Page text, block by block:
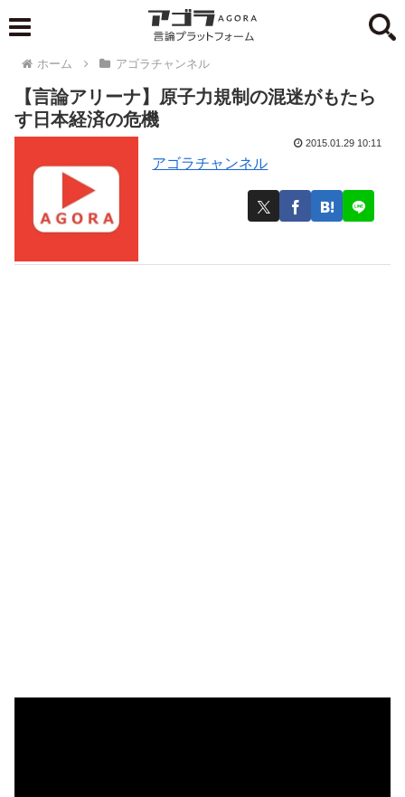
ホーム アゴラチャンネル
【言論アリーナ】原子力規制の混迷がもたら
す日本経済の危機
アゴラチャンネル
2015.01.29 10:11